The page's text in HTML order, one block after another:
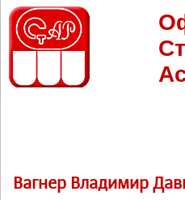
Вагнер Владимир